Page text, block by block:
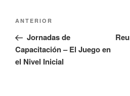
ANTERIOR
Jornadas de
Capacitación – El Juego en
el Nivel Inicial